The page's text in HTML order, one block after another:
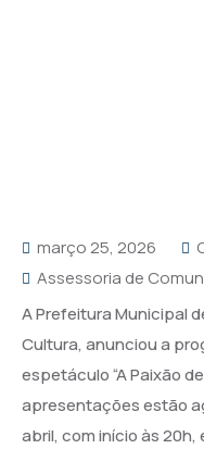
março 25, 2026
Assessoria de
A Prefeitura Municipal
Cultura, anunciou a
espetáculo “A Paixão
apresentações estão
abril, com início às